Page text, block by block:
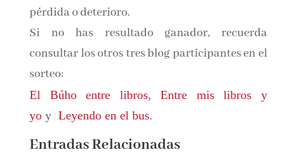
pérdida o deterioro.
Si no has resultado ganador, recuerda
consultar los otros tres blog participantes en el
sorteo:
El Búho entre libros,Entre mis libros y
yo y Leyendo en el bus.
Entradas Relacionadas